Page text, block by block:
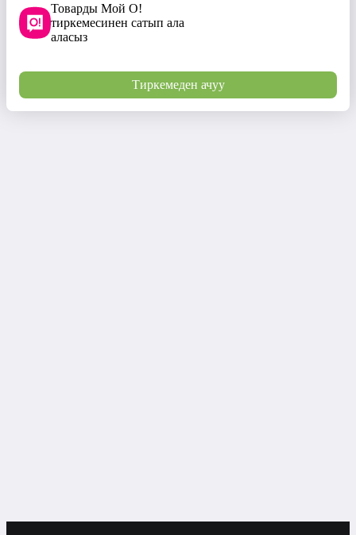
Товарды Мой О!
тиркемесинен сатып ала
аласыз
Тиркемеден ачуу